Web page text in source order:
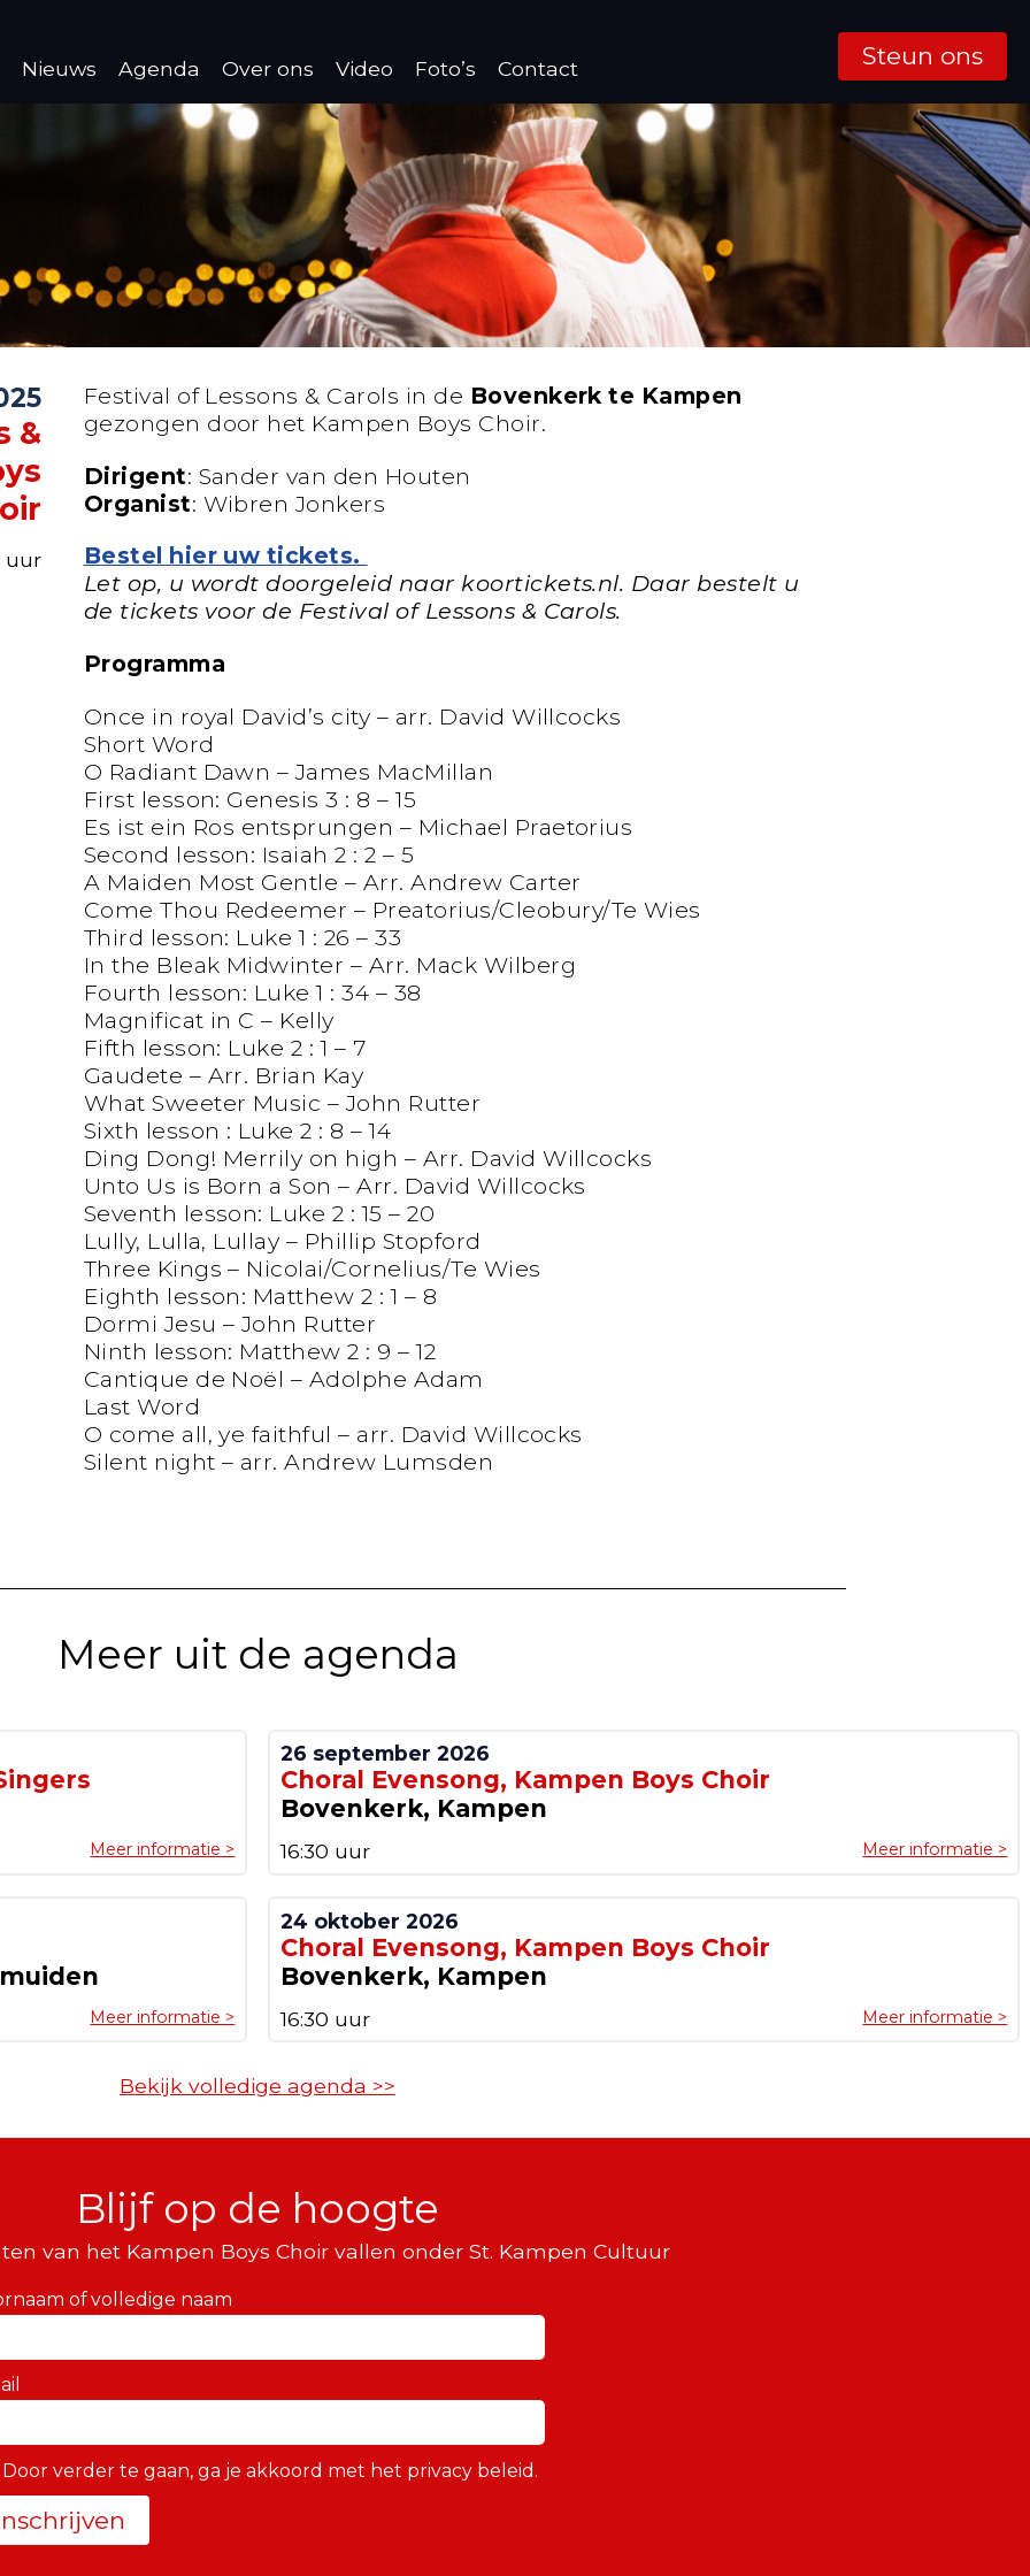
Nieuws Agenda Over ons Video Foto’s Contact Steun ons
&
uur
Festival of Lessons & Carols in de Bovenkerk te Kampen
gezongen door het Kampen Boys Choir.
Dirigent: Sander van den Houten
Organist: Wibren Jonkers
Bestel hier uw tickets.
Let op, u wordt doorgeleid naar koortickets.nl. Daar bestelt u
de tickets voor de Festival of Lessons & Carols.
Programma
Once in royal David’s city – arr. David Willcocks
Short Word
O Radiant Dawn – James MacMillan
First lesson: Genesis 3 : 8 – 15
Es ist ein Ros entsprungen – Michael Praetorius
Second lesson: Isaiah 2 : 2 – 5
A Maiden Most Gentle – Arr. Andrew Carter
Come Thou Redeemer – Preatorius/Cleobury/Te Wies
Third lesson: Luke 1 : 26 – 33
In the Bleak Midwinter – Arr. Mack Wilberg
Fourth lesson: Luke 1 : 34 – 38
Magnificat in C – Kelly
Fifth lesson: Luke 2 : 1 – 7
Gaudete – Arr. Brian Kay
What Sweeter Music – John Rutter
Sixth lesson : Luke 2 : 8 – 14
Ding Dong! Merrily on high – Arr. David Willcocks
Unto Us is Born a Son – Arr. David Willcocks
Seventh lesson: Luke 2 : 15 – 20
Lully, Lulla, Lullay – Phillip Stopford
Three Kings – Nicolai/Cornelius/Te Wies
Eighth lesson: Matthew 2 : 1 – 8
Dormi Jesu – John Rutter
Ninth lesson: Matthew 2 : 9 – 12
Cantique de Noël – Adolphe Adam
Last Word
O come all, ye faithful – arr. David Willcocks
Silent night – arr. Andrew Lumsden
Meer uit de agenda
Meer informatie >
26 september 2026
Choral Evensong, Kampen Boys Choir
Bovenkerk, Kampen
Meer informatie >
16:30 uur
Meer informatie >
24 oktober 2026
Choral Evensong, Kampen Boys Choir
Bovenkerk, Kampen
Meer informatie >
16:30 uur
Bekijk volledige agenda >>
Blijf op de hoogte
van het Kampen Boys Choir vallen onder St. Kampen Cultuur
of volledige naam
verder te gaan, ga je akkoord met het privacy beleid.